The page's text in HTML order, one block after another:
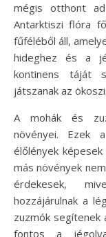
mégis otthont ad
Antarktiszi flóra
fűféléből áll,
hideghez és a
kontinens táját
játszanak az
A mohák és
növényei. Ezek
élőlények
más növények
érdekesek,
hozzájárulnak a
zuzmók segítenek
fontos a